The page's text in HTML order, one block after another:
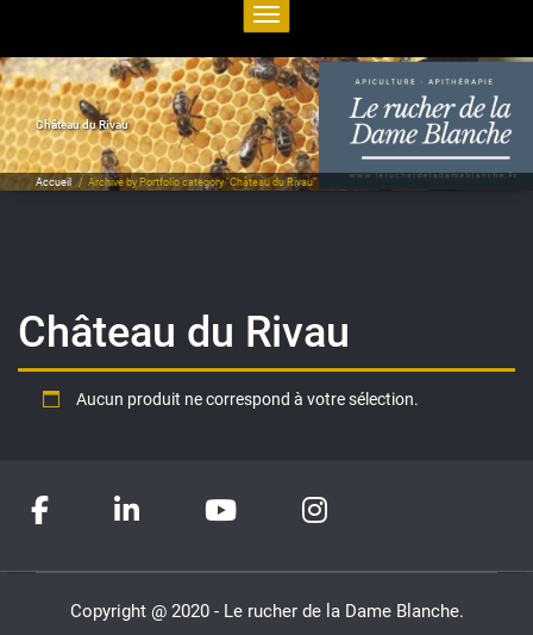
Toggle navigation
Château du Rivau
Accueil / Archive by Portfolio category "Château du Rivau"
Château du Rivau
Aucun produit ne correspond à votre sélection.
Copyright @ 2020 - Le rucher de la Dame Blanche.